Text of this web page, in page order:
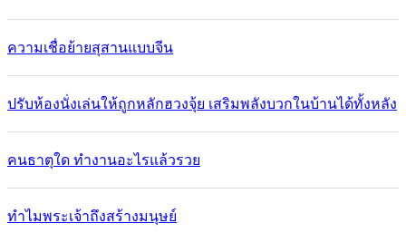
ความเชื่อย้ายสุสานแบบจีน
ปรับห้องนั่งเล่นให้ถูกหลักฮวงจุ้ย เสริมพลังบวกในบ้านได้ทั้งหลัง
คนธาตุใด ทำงานอะไรแล้วรวย
ทำไมพระเจ้าถึงสร้างมนุษย์